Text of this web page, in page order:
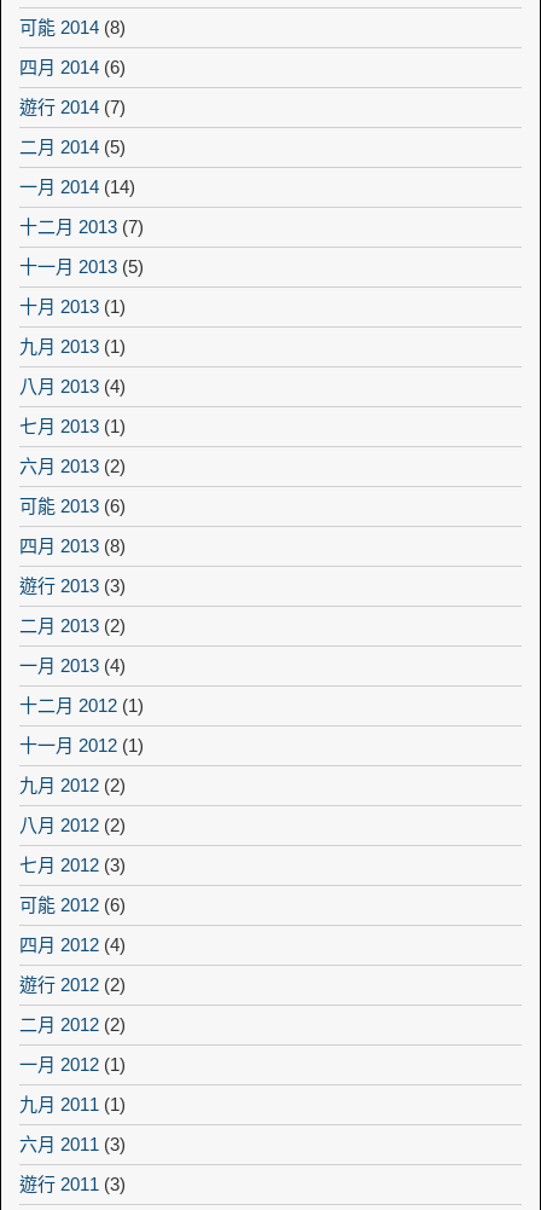
可能 2014 (8)
四月 2014 (6)
遊行 2014 (7)
二月 2014 (5)
一月 2014 (14)
十二月 2013 (7)
十一月 2013 (5)
十月 2013 (1)
九月 2013 (1)
八月 2013 (4)
七月 2013 (1)
六月 2013 (2)
可能 2013 (6)
四月 2013 (8)
遊行 2013 (3)
二月 2013 (2)
一月 2013 (4)
十二月 2012 (1)
十一月 2012 (1)
九月 2012 (2)
八月 2012 (2)
七月 2012 (3)
可能 2012 (6)
四月 2012 (4)
遊行 2012 (2)
二月 2012 (2)
一月 2012 (1)
九月 2011 (1)
六月 2011 (3)
遊行 2011 (3)